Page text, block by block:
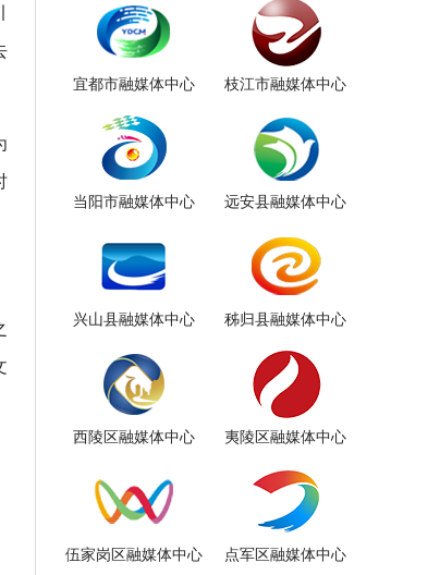
宜都市融媒体中心 枝江市融媒体中心
当阳市融媒体中心 远安县融媒体中心
兴山县融媒体中心 秭归县融媒体中心
西陵区融媒体中心 夷陵区融媒体中心
伍家岗区融媒体中心 点军区融媒体中心